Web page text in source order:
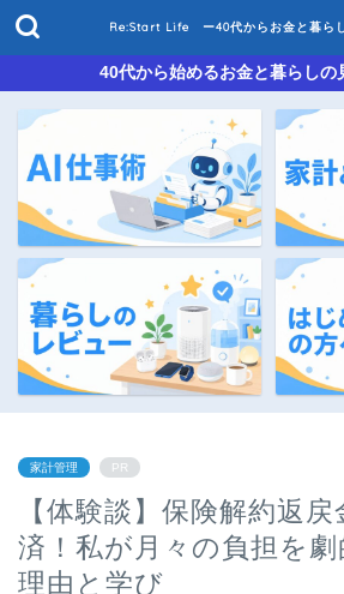
Re:Start Life ー40代からお金と暮ら
40代から始めるお金と暮らしの
家計管理 PR
【体験談】保険解約返
済！私が月々の負担を
理由と学び